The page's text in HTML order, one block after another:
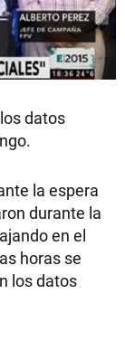
datos
la espera
durante la
en el
horas se
los datos